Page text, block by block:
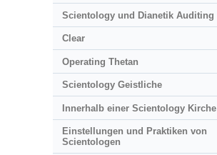
Scientology und Dianetik Auditing
Clear
Operating Thetan
Scientology Geistliche
Innerhalb einer Scientology Kirche
Einstellungen und Praktiken von
Scientologen